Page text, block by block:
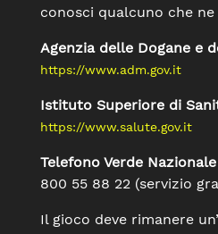
conosci qualcuno che
Agenzia delle Dogane e
https://www.adm.gov.it
Istituto Superiore di
https://www.salute.gov.it
Telefono Verde
800 55 88 22 (servizio
Il gioco deve rimanere